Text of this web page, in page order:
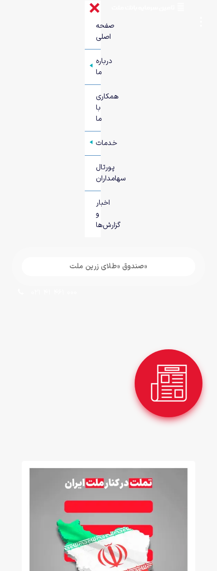
صفحه
اصلی
+
درباره
ما
همکاری
با
ما
+ خدمات
پورتال
سهامداران
اخبار
و
گزارش‌ها
«صندوق «طلای زرین ملت